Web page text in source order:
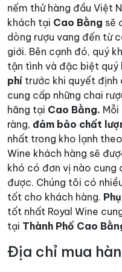
nếm thử hàng đầu Việt
khách tại Cao Bằng sẽ
dòng rượu vang đến từ
giới. Bên cạnh đó, quý
tận tình và đặc biệt quý
phí trước khi quyết định
cung cấp những chai
hãng tại Cao Bằng.
ràng, đảm bảo chất
nhất trong kho lạnh
Wine khách hàng sẽ
khó có đơn vị nào cung
được. Chúng tôi có
tốt cho khách hàng.
tốt nhất Royal Wine
tại Thành Phố Cao
Địa chỉ mua